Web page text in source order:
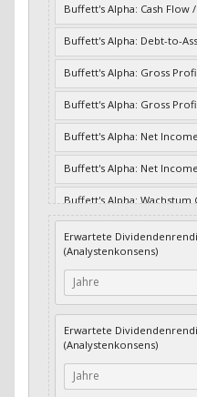
Buffett's Alpha: Cash Flow /
Buffett's Alpha: Debt-to-
Buffett's Alpha: Gross
Buffett's Alpha: Gross
Buffett's Alpha: Net
Buffett's Alpha: Net
Buffett's Alpha: Wachstum
Buffett's Alpha: Wachstum
/ Assets
Buffett's Alpha: Wachstum
Profits / Assets
Income / Assets
Buffett's Alpha: Wachstum
Income / Book Value
Erwartete
(Analystenkonsens)
Jahre
Erwartete
(Analystenkonsens)
Jahre